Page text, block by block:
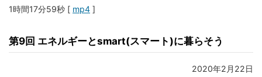
1時間17分59秒 [ mp4 ]
第9回 エネルギーとsmart(スマート)に暮らそう
2020年2月22日